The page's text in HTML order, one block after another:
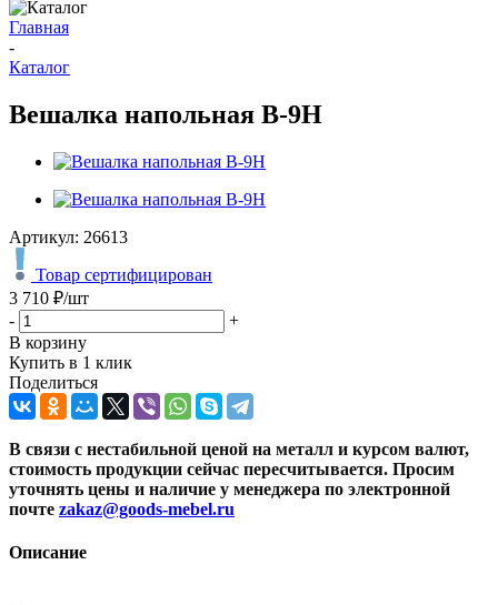
Главная
-
Каталог
Вешалка напольная В-9Н
Артикул: 26613
Товар сертифицирован
3 710 ₽/шт
-
+
В корзину
Купить в 1 клик
Поделиться
В связи с нестабильной ценой на металл и курсом валют,
стоимость продукции сейчас пересчитывается. Просим
уточнять цены и наличие у менеджера по электронной
почте zakaz@goods-mebel.ru
Описание